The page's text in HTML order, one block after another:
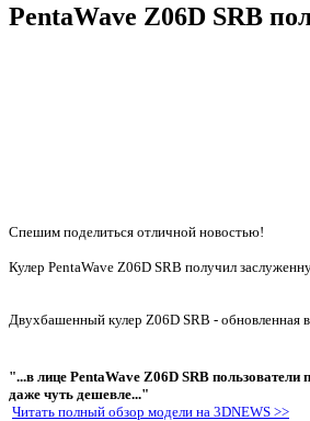
PentaWave Z06D SRB
Спешим поделиться отличной новостью!
Кулер PentaWave Z06D SRB получил
Двухбашенный кулер Z06D SRB - обновленная
"...в лице PentaWave Z06D SRB
даже чуть дешевле..."
Читать полный обзор модели на 3DNEWS >>